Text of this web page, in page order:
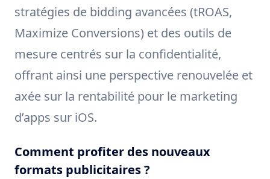
stratégies de bidding avancées (tROAS,
Maximize Conversions) et des outils de
mesure centrés sur la confidentialité,
offrant ainsi une perspective renouvelée et
axée sur la rentabilité pour le marketing
d’apps sur iOS.
Comment profiter des nouveaux
formats publicitaires ?